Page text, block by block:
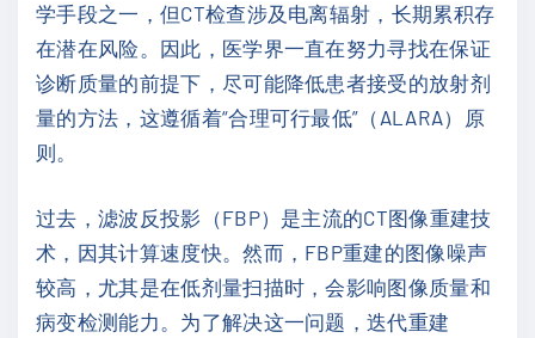
学手段之一，但CT检查涉及电离辐射，长期累积存
在潜在风险。因此，医学界一直在努力寻找在保证
诊断质量的前提下，尽可能降低患者接受的放射剂
量的方法，这遵循着“合理可行最低”（ALARA）原
则。
过去，滤波反投影（FBP）是主流的CT图像重建技
术，因其计算速度快。然而，FBP重建的图像噪声
较高，尤其是在低剂量扫描时，会影响图像质量和
病变检测能力。为了解决这一问题，迭代重建